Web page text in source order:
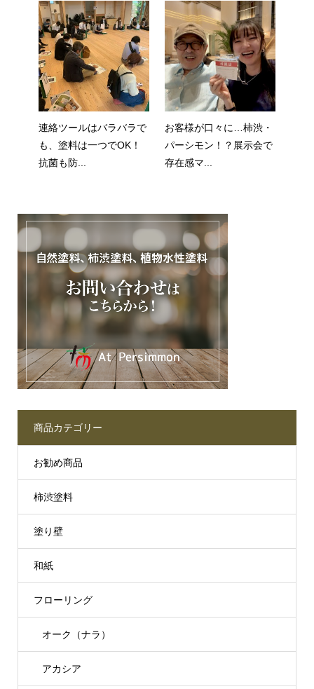
連絡ツールはバラバラで
も、塗料は一つでOK！
抗菌も防...
お客様が口々に…柿渋・
パーシモン！？展示会で
存在感マ...
商品カテゴリー
お勧め商品
柿渋塗料
塗り壁
和紙
フローリング
オーク（ナラ）
アカシア